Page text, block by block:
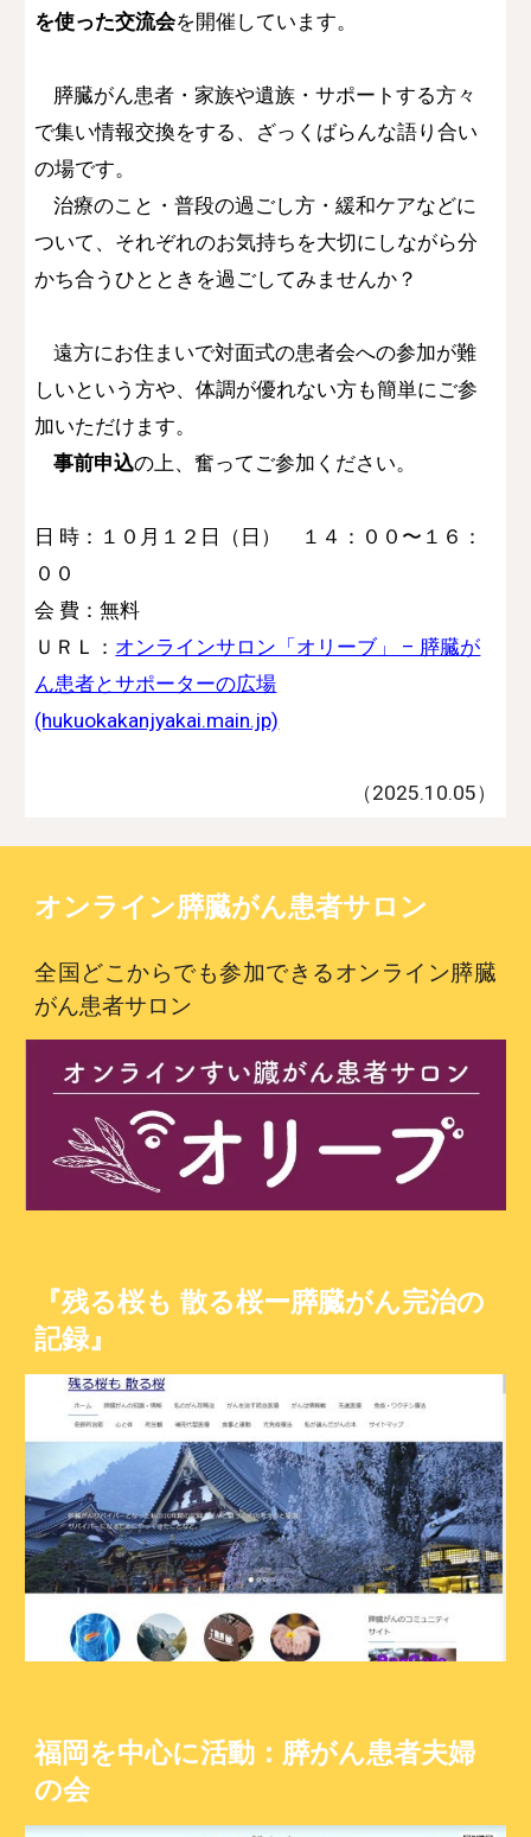
を使った交流会を開催しています。
膵臓がん患者・家族や遺族・サポートする方々
で集い情報交換をする、ざっくばらんな語り合い
の場です。
治療のこと・普段の過ごし方・緩和ケアなどに
ついて、それぞれのお気持ちを大切にしながら分
かち合うひとときを過ごしてみませんか？
遠方にお住まいで対面式の患者会への参加が難
しいという方や、体調が優れない方も簡単にご参
加いただけます。
事前申込の上、奮ってご参加ください。
日 時： １０ 月１ ２ 日（日） １４：００〜１６：
００
会 費：無料
ＵＲＬ： オンラインサロン「オリーブ」 – 膵臓が
ん患者とサポーターの広場
(hukuokakanjyakai.main.jp)
（2025.10.05）
オンライン膵臓がん患者サロン
全国どこからでも参加できるオンライン膵臓
がん患者サロン
『残る桜も 散る桜ー膵臓がん完治の
記録』
福岡を中心に活動：膵がん患者夫婦
の会